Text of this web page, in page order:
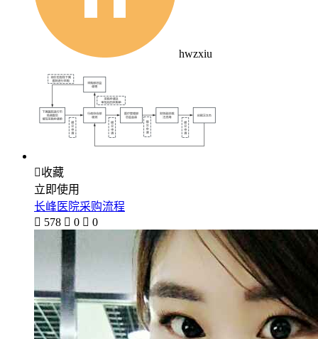
hwzxiu
收藏
立即使用
长峰医院采购流程
 578  0  0